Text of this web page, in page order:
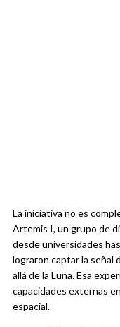
La iniciativa no es
Artemis I, un grupo de
desde universidades
lograron captar la señal
allá de la Luna. Esa
capacidades externas
espacial.